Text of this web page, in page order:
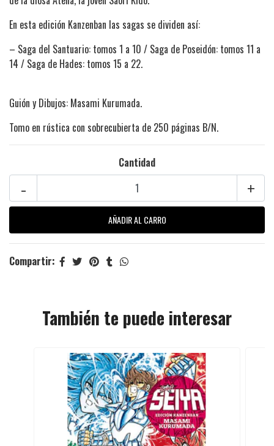
En esta edición Kanzenban las sagas se dividen así:
– Saga del Santuario: tomos 1 a 10 / Saga de Poseidón: tomos 11 a
14 / Saga de Hades: tomos 15 a 22.
Guión y Dibujos: Masami Kurumada.
Tomo en rústica con sobrecubierta de 250 páginas B/N.
Cantidad
+
-
Compartir:
También te puede interesar